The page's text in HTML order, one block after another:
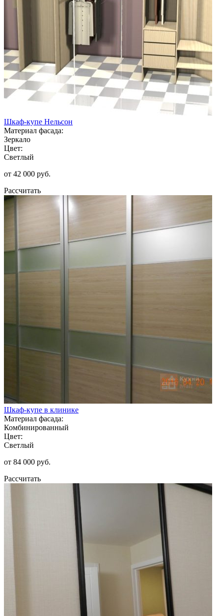
Шкаф-купе Нельсон
Материал фасада:
Зеркало
Цвет:
Светлый
от 42 000 руб.
Рассчитать
Шкаф-купе в клинике
Материал фасада:
Комбинированный
Цвет:
Светлый
от 84 000 руб.
Рассчитать